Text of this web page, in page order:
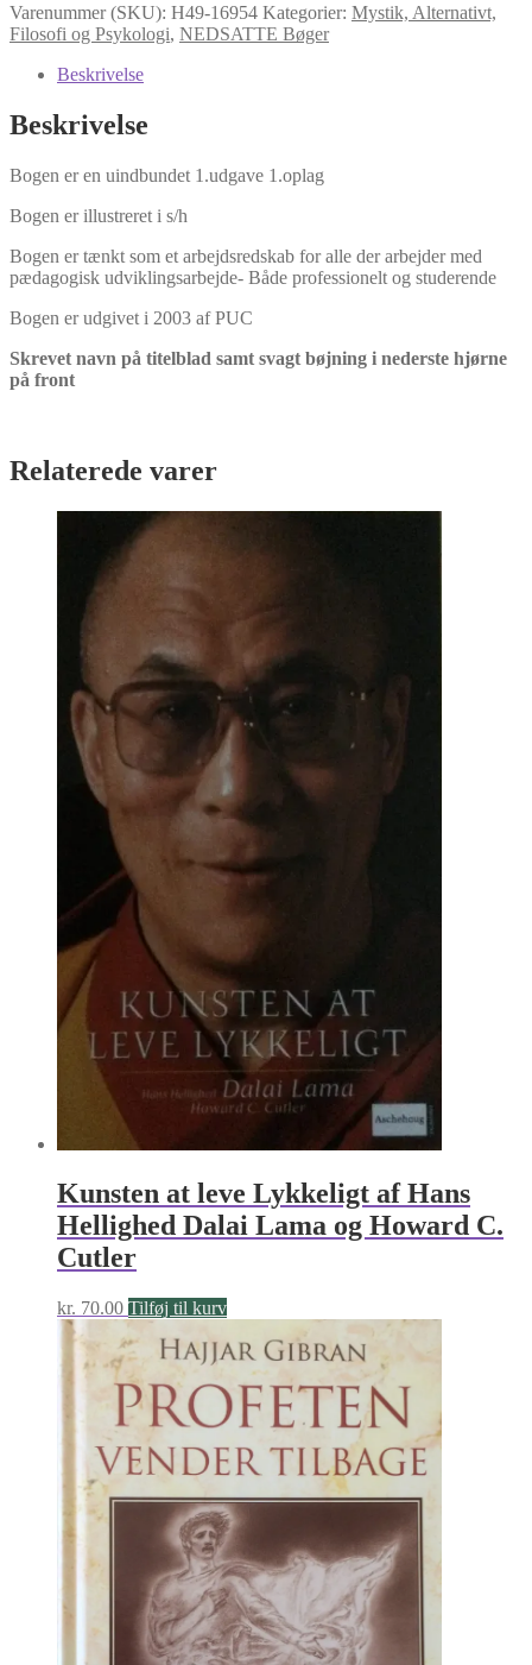
Varenummer (SKU): H49-16954 Kategorier: Mystik, Alternativt,
Filosofi og Psykologi, NEDSATTE Bøger
Beskrivelse
Beskrivelse
Bogen er en uindbundet 1.udgave 1.oplag
Bogen er illustreret i s/h
Bogen er tænkt som et arbejdsredskab for alle der arbejder med
pædagogisk udviklingsarbejde- Både professionelt og studerende
Bogen er udgivet i 2003 af PUC
Skrevet navn på titelblad samt svagt bøjning i nederste hjørne
på front
Relaterede varer
Kunsten at leve Lykkeligt af Hans
Hellighed Dalai Lama og Howard C.
Cutler
kr. 70.00 Tilføj til kurv